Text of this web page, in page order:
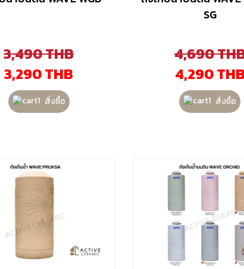
3,490THB
3,290THB
สั่งซื้อ
SG
4,690
4,290THB
สั่งซื้อ